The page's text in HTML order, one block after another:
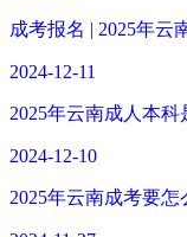
成考报名 | 2025年云
2024-12-11
2025年云南成人本
2024-12-10
2025年云南成考要